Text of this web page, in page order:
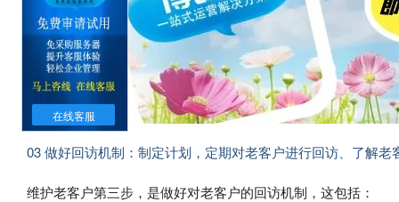
在线客服
03 做好回访机制：制定计划，定期对老客户进行回访、了解老
维护老客户第三步，是做好对老客户的回访机制，这包括：